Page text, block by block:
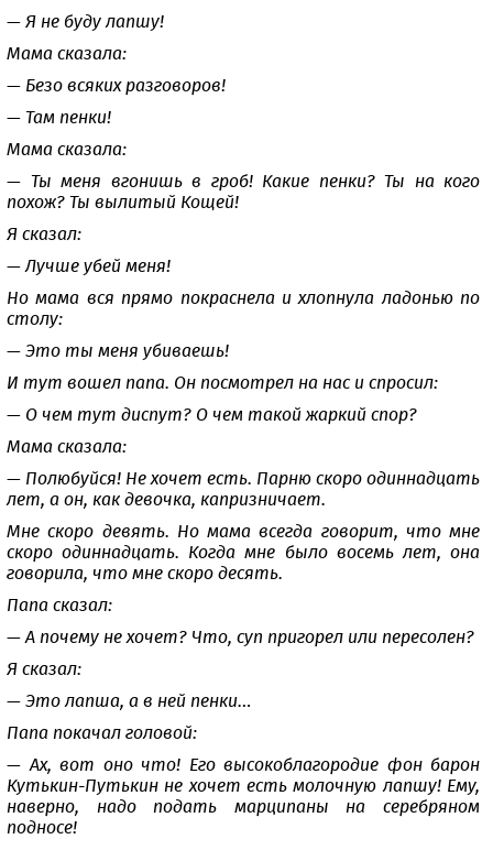
— Я не буду лапшу!
Мама сказала:
— Безо всяких разговоров!
— Там пенки!
Мама сказала:
— Ты меня вгонишь в гроб! Какие пенки? Ты на кого
похож? Ты вылитый Кощей!
Я сказал:
— Лучше убей меня!
Но мама вся прямо покраснела и хлопнула ладонью по
столу:
— Это ты меня убиваешь!
И тут вошел папа. Он посмотрел на нас и спросил:
— О чем тут диспут? О чем такой жаркий спор?
Мама сказала:
— Полюбуйся! Не хочет есть. Парню скоро одиннадцать
лет, а он, как девочка, капризничает.
Мне скоро девять. Но мама всегда говорит, что мне
скоро одиннадцать. Когда мне было восемь лет, она
говорила, что мне скоро десять.
Папа сказал:
— А почему не хочет? Что, суп пригорел или пересолен?
Я сказал:
— Это лапша, а в ней пенки…
Папа покачал головой:
— Ах, вот оно что! Его высокоблагородие фон барон
Кутькин-Путькин не хочет есть молочную лапшу! Ему,
наверно, надо подать марципаны на серебряном
подносе!